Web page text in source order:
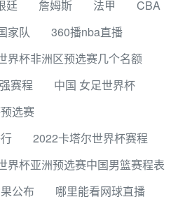
廷 詹姆斯 法甲
CBA
家队
360播nba直播
界杯非洲区预选赛几个名额
赛程
中国 女足世界杯
选赛
2022卡塔尔世界杯赛程
界杯亚洲预选赛中国男篮赛程表
公布
哪里能看网球直播